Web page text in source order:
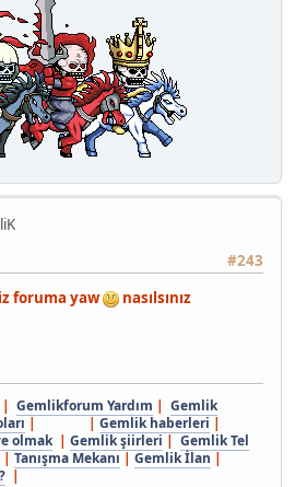
#243
foruma yaw nasılsınız
| Gemlikforum Yardım | Gemlik
| | Gemlik haberleri |
olmak| Gemlik şiirleri | Gemlik Tel
| Tanışma Mekanı | Gemlik İlan |
|